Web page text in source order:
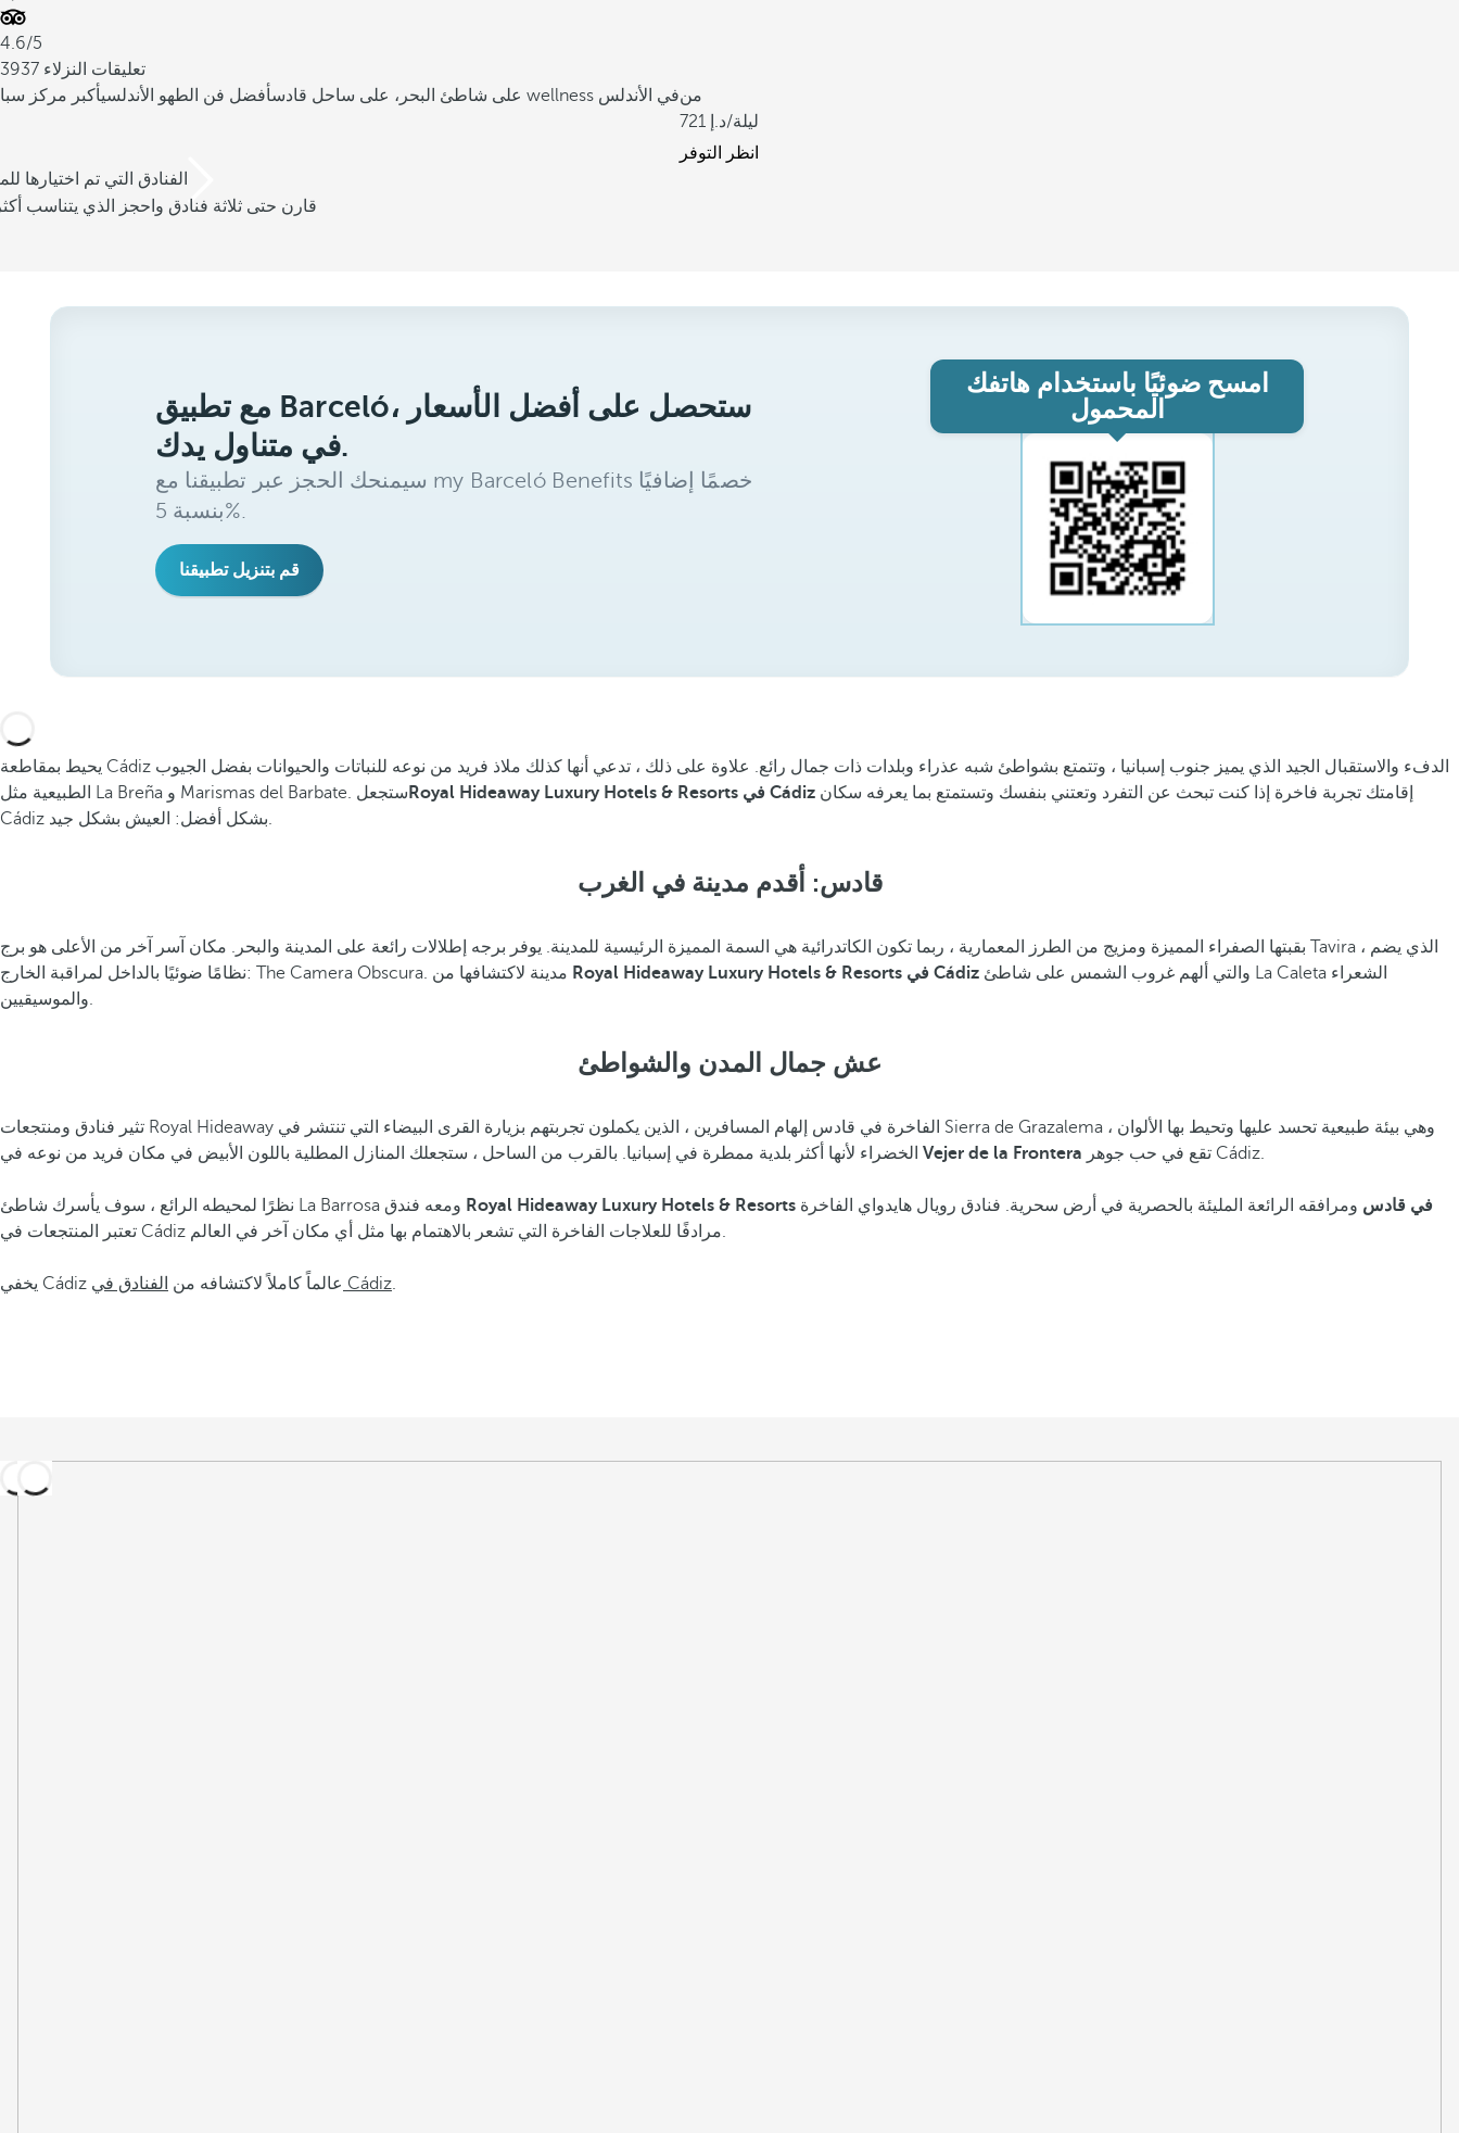
4.6/5
3937 تعليقات النزلاء
على شاطئ البحر، على ساحل قادسأفضل فن الطهو الأندلسي أكبر مركز سبا wellness في الأندلسمن
721
/ليلة
انظر التوفر
/3 الفنادق التي تم اختيارها
قارن حتى ثلاثة فنادق واحجز الذي يتناسب
مع تطبيق Barceló، ستحصل على أفضل الأسعار
في متناول يدك.
سيمنحك الحجز عبر تطبيقنا مع my Barceló Benefits خصمًا إضافيًا
بنسبة 5%.
قم بتنزيل تطبيقنا
امسح ضوئيًا باستخدام هاتفك
المحمول
يحيط بمقاطعة Cádiz الدفء والاستقبال الجيد الذي يميز جنوب إسبانيا ، وتتمتع بشواطئ شبه عذراء وبلدات ذات جمال رائع. علاوة على ذلك ، تدعي أنها كذلك ملاذ فريد من نوعه للنباتات والحيوانات بفضل الجيوب
الطبيعية مثل La Breña و Marismas del Barbate. ستجعل
Royal Hideaway Luxury Hotels & Resorts في Cádiz
Cádiz بشكل أفضل: العيش بشكل جيد.
قادس: أقدم مدينة في الغرب
بقبتها الصفراء المميزة ومزيج من الطرز المعمارية ، ربما تكون الكاتدرائية هي السمة المميزة الرئيسية للمدينة. يوفر برجه إطلالات رائعة على المدينة والبحر. مكان آسر آخر من الأعلى هو برج Tavira ، الذي يضم
Royal Hideaway Luxury Hotels & Resorts في Cádiz
والموسيقيين.
عش جمال المدن والشواطئ
تثير فنادق ومنتجعات Royal Hideaway الفاخرة في قادس إلهام المسافرين ، الذين يكملون تجربتهم بزيارة القرى البيضاء التي تنتشر في Sierra de Grazalema ، وهي بيئة طبيعية تحسد عليها وتحيط بها الألوان
Vejer de la Frontera تقع في حب جوهر Cádiz.
Royal Hideaway Luxury Hotels & Resorts في قادس ومرافقه الرائعة المليئة بالحصرية في أرض سحرية. فنادق رويال هايدواي الفاخرة
تعتبر المنتجعات في Cádiz مرادفًا للعلاجات الفاخرة التي تشعر بالاهتمام بها مثل أي مكان آخر في العالم.
يخفي Cádiz عالماً كاملاً لاكتشافه من الفنادق في Cádiz.